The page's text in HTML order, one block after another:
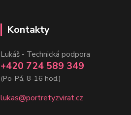
Kontakty
Lukáš - Technická podpora
+420 724 589 349
(Po-Pá, 8-16 hod.)
lukas@portretyzvirat.cz